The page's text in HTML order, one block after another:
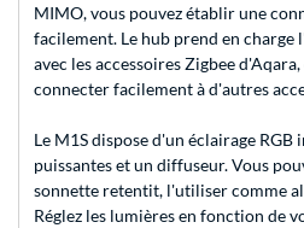
MIMO, vous pouvez établir une
facilement. Le hub prend en
avec les accessoires Zigbee
connecter facilement à d'autres
Le M1S dispose d'un éclairage RGB
puissantes et un diffuseur. Vous
sonnette retentit, l'utiliser comme
Réglez les lumières en fonction de